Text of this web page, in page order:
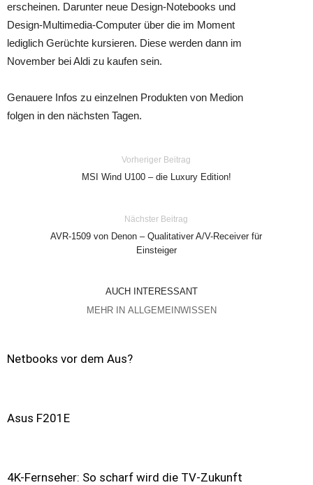
erscheinen. Darunter neue Design-Notebooks und
Design-Multimedia-Computer über die im Moment
lediglich Gerüchte kursieren. Diese werden dann im
November bei Aldi zu kaufen sein.
Genauere Infos zu einzelnen Produkten von Medion
folgen in den nächsten Tagen.
Vorheriger Beitrag
MSI Wind U100 – die Luxury Edition!
Nächster Beitrag
AVR-1509 von Denon – Qualitativer A/V-Receiver für
Einsteiger
AUCH INTERESSANT
MEHR IN ALLGEMEINWISSEN
Netbooks vor dem Aus?
Asus F201E
4K-Fernseher: So scharf wird die TV-Zukunft